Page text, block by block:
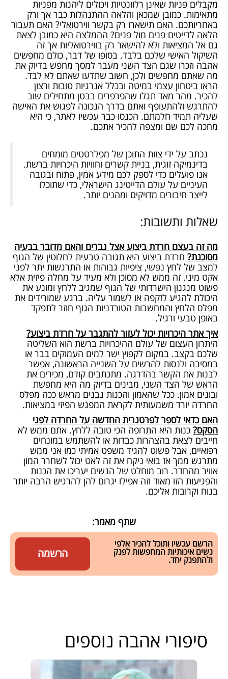
מקבלים פניות שאינן רלוונטיות ויכולים ליהנות מפניות
מתאימות. כמובן שמכאן והלאה ההתנהלות כבר אך ורק
באחריותכם. האם תישארו רק בקשר ווירטואלי? האם תעבור
הלאה לדייטים פנים מול פנים? ההמלצה היא כמובן לצאת
גם אל המציאות ולא להישאר רק בווירטואליות אך זה
השיקול האישי שלכם בלבד. בסופו של דבר, כולם מחפשים
אהבה וזכרו שגם הצד השני מעבר למסך מחפש בדיוק את
מה שאתם מחפשים ולכן, חשוב שתדעו שאתם לא לבד.
הראו ביטחון עצמי במיטה ובכלל אנרגיות טובות ורצון
להכיר. מהר מאד תגלו שהפרפרים בבטן מתחילים שוב
להתרגש ולהתעופף ואתם בדרך הנכונה לפגוש את האישה
שעליה תמיד חלמתם. הכנסו כבר עכשיו לאתר, כי היא
מחכה לכם שם ומצפה להכיר אתכם.
נכתב על ידי צוות התוכן של מפלרטטים מומחים
בדינמיקה זוגית, בניית קשרים וחוויות היכרויות ברשת.
אנו פועלים כדי לספק לכם מידע אמין, פתוח ובגובה
העיניים על עולם הדייטינג הישראלי, כדי שתוכלו
לייצר חיבורים מדויקים ומהנים יותר.
שאלות ותשובות:
מה זה בעצם חרדת ביצוע אצל גברים והאם מדובר בבעיה
מסוכנת? חרדת ביצוע היא תגובה טבעית לחלוטין של הגוף
למצב של לחץ נפשי, ציפיות גבוהות או התרגשות יתר לפני
אקט מיני. זה ממש לא מסוכן ולא מעיד על מחלה פיזית אלא
פשוט מנגנון הישרדותי של הגוף שמגיב ללחץ ומונע את
היכולת להגיע לזקפה או לשמור עליה. ברגע שמורידים את
מפלס הלחץ והמחשבות הטורדניות הגוף חוזר לתפקד
באופן טבעי ורגיל.
איך אתר היכרויות יכול לעזור להתגבר על חרדת ביצוע?
היתרון העצום של עולם ההיכרויות ברשת הוא השליטה
שלכם בקצב. במקום לקפוץ ישר למים העמוקים בבר או
במסיבה ולנסות להרשים על השנייה הראשונה, אפשר
לבנות את הקשר בהדרגה. מתכתבים קודם, מכירים את
הראש של הצד השני, מבינים בדיוק מה היא מחפשת
ובונים אמון. ככל שהאמון והכנות נבנים מראש ככה מפלס
החרדה יורד משמעותית לקראת המפגש הפיזי במציאות.
האם כדאי לספר לפרטנרית החדשה על החרדה לפני
הסקס? כנות היא התרופה הכי טובה ללחץ. אתם ממש לא
חייבים לצאת בהצהרות כבדות או להשתמש במונחים
רפואיים, אבל פשוט להגיד משפט אמיתי כמו אני ממש
מתרגש ממך אז בואי ניקח את זה לאט יכול לשחרר המון
אוויר מהחדר. רוב מוחלט של הנשים יעריכו את הכנות
והפגיעות הזו מאוד וזה אפילו יגרום להן להרגיש הרבה יותר
בנוח וקרובות אליכם.
שתף מאמר:
הרשמה
הרשם עכשיו ותוכל להכיר אלפי
נשים איכותיות המחפשות לפנק
ולהתפנק יחד.
סיפורי אהבה נוספים